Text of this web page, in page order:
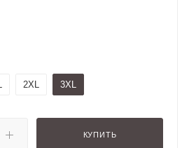
2XL 3XL
КУПИТЬ